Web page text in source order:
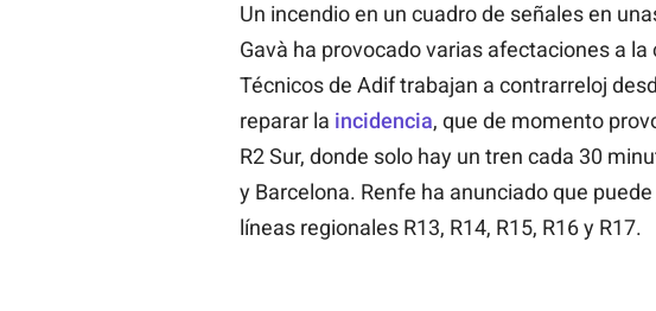
Un incendio en un cuadro de señales en
Gavà ha provocado varias afectaciones a la
Técnicos de Adif trabajan a contrarreloj
reparar la incidencia, que de momento
R2 Sur, donde solo hay un tren cada 30
y Barcelona. Renfe ha anunciado que
líneas regionales R13, R14, R15, R16 y R17.